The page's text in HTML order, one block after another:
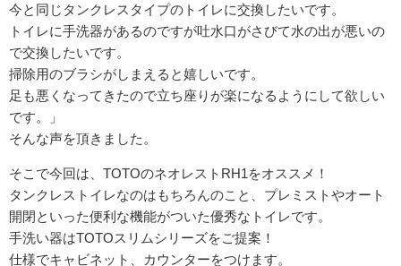
今と同じタンクレスタイプのトイレに交換したいです。
トイレに手洗器があるのですが吐水口がさびて水の出が悪いの
で交換したいです。
掃除用のブラシがしまえると嬉しいです。
足も悪くなってきたので立ち座りが楽になるようにして欲しい
です。」
そんな声を頂きました。
そこで今回は、TOTOのネオレストRH1をオススメ！
タンクレストイレなのはもちろんのこと、プレミストやオート
開閉といった便利な機能がついた優秀なトイレです。
手洗い器はTOTOスリムシリーズをご提案！
仕様でキャビネット、カウンターをつけます。